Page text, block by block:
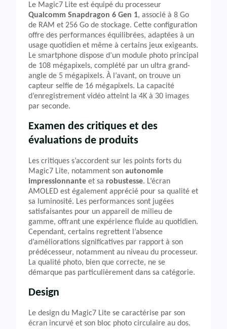
Le Magic7 Lite est équipé du processeur
Qualcomm Snapdragon 6 Gen 1, associé à 8 Go
de RAM et 256 Go de stockage. Cette configuration
offre des performances équilibrées, adaptées à un
usage quotidien et même à certains jeux exigeants.
Le smartphone dispose d’un module photo principal
de 108 mégapixels, complété par un ultra grand-
angle de 5 mégapixels. À l’avant, on trouve un
capteur selfie de 16 mégapixels. La capacité
d’enregistrement vidéo atteint la 4K à 30 images
par seconde.
Examen des critiques et des
évaluations de produits
Les critiques s’accordent sur les points forts du
Magic7 Lite, notamment son autonomie
impressionnante et sa robustesse. L’écran
AMOLED est également apprécié pour sa qualité et
sa luminosité. Les performances sont jugées
satisfaisantes pour un appareil de milieu de
gamme, offrant une expérience fluide au quotidien.
Cependant, certains regrettent l’absence
d’améliorations significatives par rapport à son
prédécesseur, notamment au niveau du processeur.
La qualité photo, bien que correcte, ne se
démarque pas particulièrement dans sa catégorie.
Design
Le design du Magic7 Lite se caractérise par son
écran incurvé et son bloc photo circulaire au dos.